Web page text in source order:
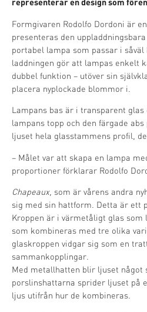
Formgivaren Rodolfo Dordoni är
presenteras den
portabel lampa som passar i
laddningen gör att lampas enkelt
dubbel funktion – utöver sin
placera nyplockade blommor i.
Lampans bas är i transparent
lampans topp och den färgade
ljuset hela glasstammens profil,
– Målet var att skapa en lampa
proportioner förklarar Rodolfo
Chapeaux, som är vårens andra
sig med sin hattform. Detta är ett
Kroppen är i värmetåligt glas
som kombineras med tre olika
glaskroppen vidgar sig som en
sammankopplingar.
Med metallhatten blir ljuset något
porslinshattarna sprider ljuset på
ljus utifrån hur de kombineras.